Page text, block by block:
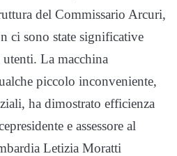
del Commissario Arcuri,
ci sono state significative
La macchina
piccolo inconveniente,
ha dimostrato efficienza
e assessore al
Letizia Moratti